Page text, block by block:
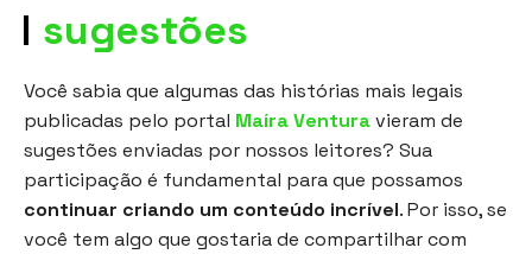
sugestões
Você sabia que algumas das histórias mais legais
publicadas pelo portal Maíra Venturavieram de
sugestões enviadas por nossos leitores? Sua
participação é fundamental para que possamos
continuar criando um conteúdo incrível. Por isso, se
você tem algo que gostaria de compartilhar com